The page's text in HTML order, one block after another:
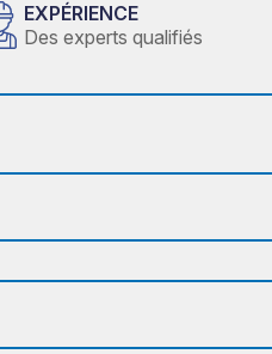
EXPÉRIENCE
Des experts qualifiés